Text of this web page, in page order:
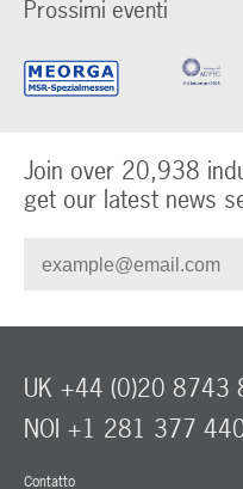
Prossimi eventi
Join over 20,938
get our latest news
Contatto
UK +44 (0)20 8743
NOI +1 281 377